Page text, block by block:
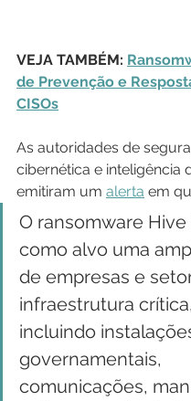
VEJA TAMBÉM:
de Prevenção e
CISOs
As autoridades de
cibernética e inteligência
emitiram um alerta em
O ransomware
como alvo uma
de empresas e
infraestrutura crítica,
incluindo
governamentais,
comunicações,